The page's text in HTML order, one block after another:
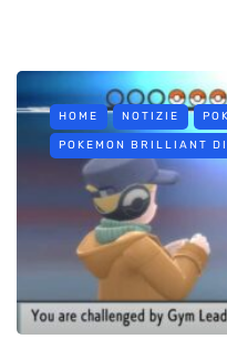
HOME NOTIZIE
POKEMON BRILLIANT